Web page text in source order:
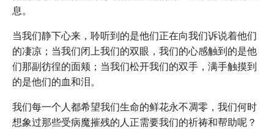
息。
当我们静下心来，聆听到的是他们正在向我们诉说着他们
的凄凉；当我们闭上我们的双眼，我们的心感触到的是他
们那副彷徨的面颊；当我们松开我们的双手，满手触摸到
的是他们的血和泪。
我们每一个人都希望我们生命的鲜花永不凋零，我们何时
想象过那些受病魔摧残的人正需要我们的祈祷和帮助呢？